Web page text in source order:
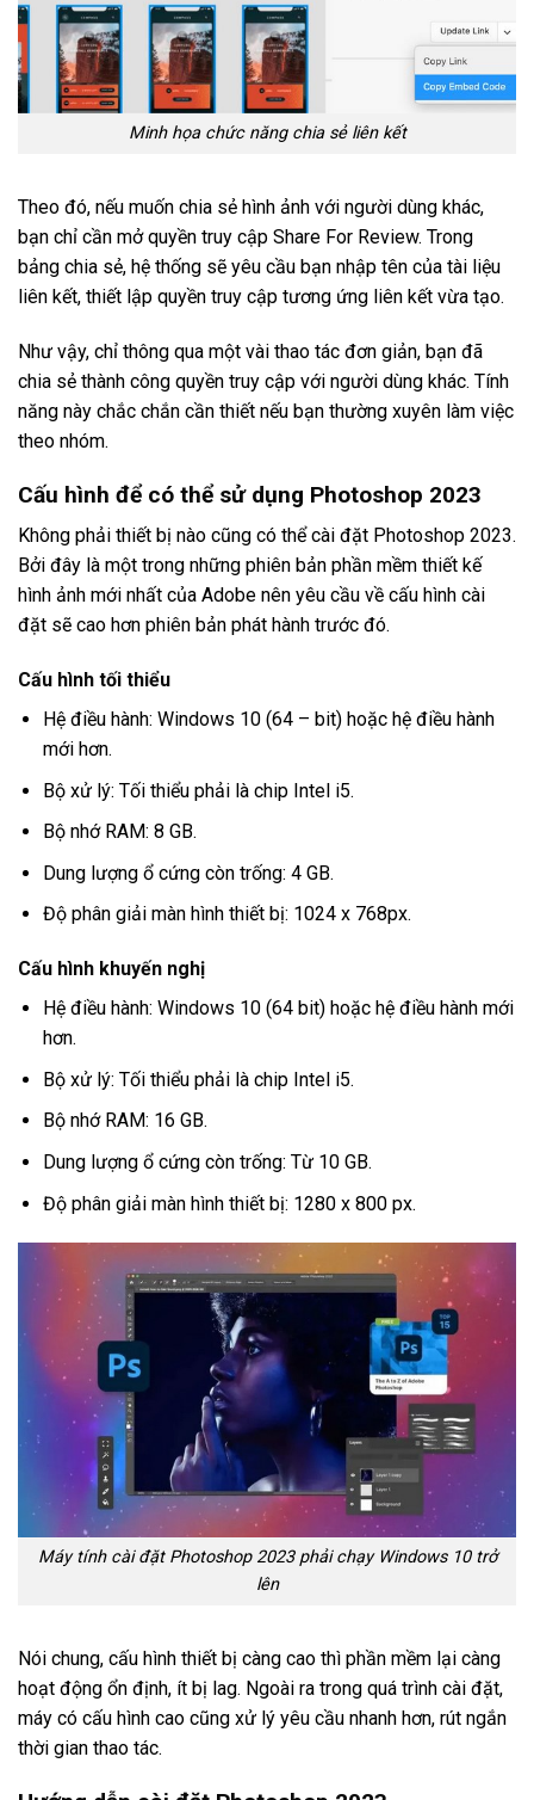
Minh họa chức năng chia sẻ liên kết
Theo đó, nếu muốn chia sẻ hình ảnh với người dùng khác,
bạn chỉ cần mở quyền truy cập Share For Review. Trong
bảng chia sẻ, hệ thống sẽ yêu cầu bạn nhập tên của tài liệu
liên kết, thiết lập quyền truy cập tương ứng liên kết vừa tạo.
Như vậy, chỉ thông qua một vài thao tác đơn giản, bạn đã
chia sẻ thành công quyền truy cập với người dùng khác. Tính
năng này chắc chắn cần thiết nếu bạn thường xuyên làm việc
theo nhóm.
Cấu hình để có thể sử dụng Photoshop 2023
Không phải thiết bị nào cũng có thể cài đặt Photoshop 2023.
Bởi đây là một trong những phiên bản phần mềm thiết kế
hình ảnh mới nhất của Adobe nên yêu cầu về cấu hình cài
đặt sẽ cao hơn phiên bản phát hành trước đó.
Cấu hình tối thiểu
Hệ điều hành: Windows 10 (64 – bit) hoặc hệ điều hành
mới hơn.
Bộ xử lý: Tối thiểu phải là chip Intel i5.
Bộ nhớ RAM: 8 GB.
Dung lượng ổ cứng còn trống: 4 GB.
Độ phân giải màn hình thiết bị: 1024 x 768px.
Cấu hình khuyến nghị
Hệ điều hành: Windows 10 (64 bit) hoặc hệ điều hành mới
hơn.
Bộ xử lý: Tối thiểu phải là chip Intel i5.
Bộ nhớ RAM: 16 GB.
Dung lượng ổ cứng còn trống: Từ 10 GB.
Độ phân giải màn hình thiết bị: 1280 x 800 px.
Máy tính cài đặt Photoshop 2023 phải chạy Windows 10 trở
lên
Nói chung, cấu hình thiết bị càng cao thì phần mềm lại càng
hoạt động ổn định, ít bị lag. Ngoài ra trong quá trình cài đặt,
máy có cấu hình cao cũng xử lý yêu cầu nhanh hơn, rút ngắn
thời gian thao tác.